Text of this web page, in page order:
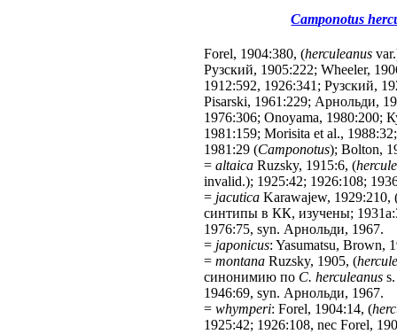
Camponotus
Forel, 1904:380, (herculeanus
Рузский, 1905:222; Wheeler,
1912:592, 1926:341; Рузский,
Pisarski, 1961:229; Арнольди,
1976:306; Onoyama, 1980:200;
1981:159; Morisita et al.,
1981:29 (Camponotus); Bolton,
= altaica Ruzsky, 1915:6, (
invalid.); 1925:42; 1926:108;
= jacutica Karawajew, 1929:210,
синтипы в КК, изучены;
1976:75, syn. Арнольди, 1967.
= japonicus: Yasumatsu, Brown,
= montana Ruzsky, 1905, (
синонимию по C. herculeanus
1946:69, syn. Арнольди, 1967.
= whymperi: Forel, 1904:14, (
1925:42; 1926:108, nec Forel,